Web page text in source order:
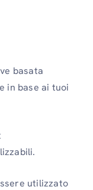
basata
in base ai tuoi
utilizzato